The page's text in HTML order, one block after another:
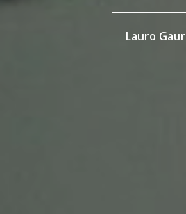
Lauro Gaur